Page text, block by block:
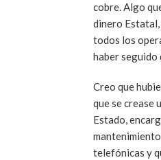
cobre. Algo
dinero Estatal,
todos los
haber
Creo que
que se crease
Estado,
telefónicas y